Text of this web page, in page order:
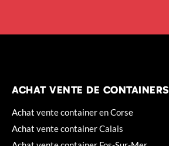
ACHAT VENTE DE CONTAINERS
Achat vente container en Corse
Achat vente container Calais